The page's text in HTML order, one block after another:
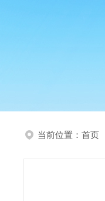
当前位置： 首页